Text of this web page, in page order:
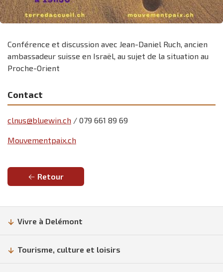
Conférence et discussion avec Jean-Daniel Ruch, ancien
ambassadeur suisse en Israël, au sujet de la situation au
Proche-Orient
Contact
clnus@bluewin.ch / 079 661 89 69
Mouvementpaix.ch
Retour
Vivre à Delémont
Tourisme, culture et loisirs